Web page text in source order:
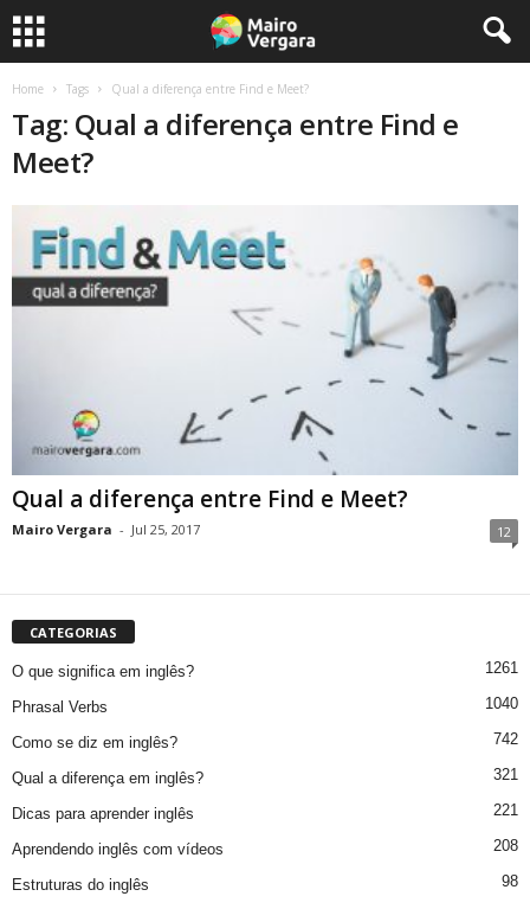
Home Tags Qual a diferença entre Find e Meet?
Tag: Qual a diferença entre Find e
Meet?
Qual a diferença entre Find e Meet?
Mairo Vergara - Jul 25, 2017 12
CATEGORIAS
O que significa em inglês? 1261
Phrasal Verbs 1040
Como se diz em inglês? 742
Qual a diferença em inglês? 321
Dicas para aprender inglês 221
Aprendendo inglês com vídeos 208
Estruturas do inglês 98